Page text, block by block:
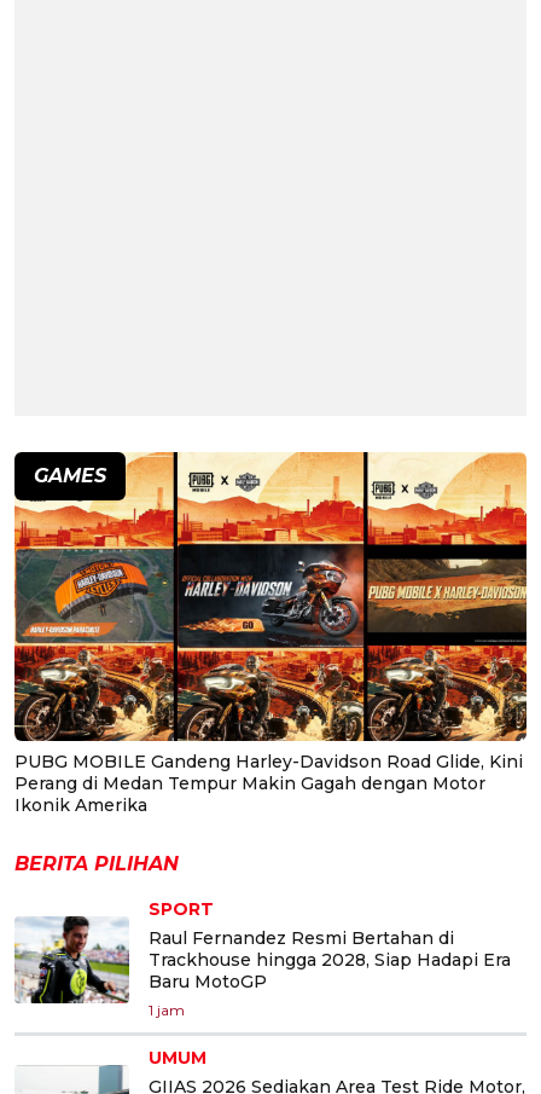
GAMES
PUBG MOBILE Gandeng Harley-Davidson Road Glide, Kini
Perang di Medan Tempur Makin Gagah dengan Motor
Ikonik Amerika
BERITA PILIHAN
SPORT
Raul Fernandez Resmi Bertahan di
Trackhouse hingga 2028, Siap Hadapi Era
Baru MotoGP
1 jam
UMUM
GIIAS 2026 Sediakan Area Test Ride Motor,